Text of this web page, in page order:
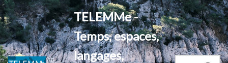
Aller
au
contenu
TELEMMe -
Temps, espaces,
langages,